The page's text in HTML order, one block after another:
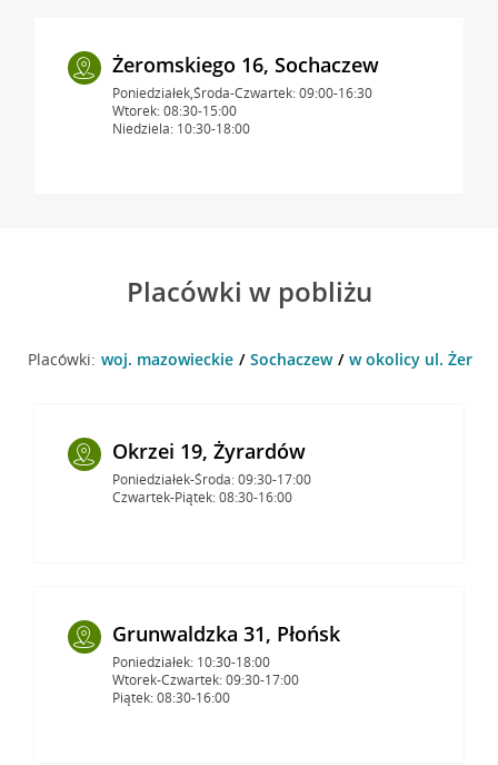
Żeromskiego 16, Sochaczew
Poniedziałek,Środa-Czwartek: 09:00-16:30
Wtorek: 08:30-15:00
Niedziela: 10:30-18:00
Placówki w pobliżu
Placówki: woj. mazowieckie Sochaczew w okolicy ul.
Okrzei 19, Żyrardów
Poniedziałek-Środa: 09:30-17:00
Czwartek-Piątek: 08:30-16:00
Grunwaldzka 31, Płońsk
Poniedziałek: 10:30-18:00
Wtorek-Czwartek: 09:30-17:00
Piątek: 08:30-16:00